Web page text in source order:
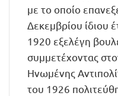
με το οποίο
Δεκεμβρίου ίδιου
1920 εξελέγη
συμμετέχοντας
Ηνωμένης
του 1926